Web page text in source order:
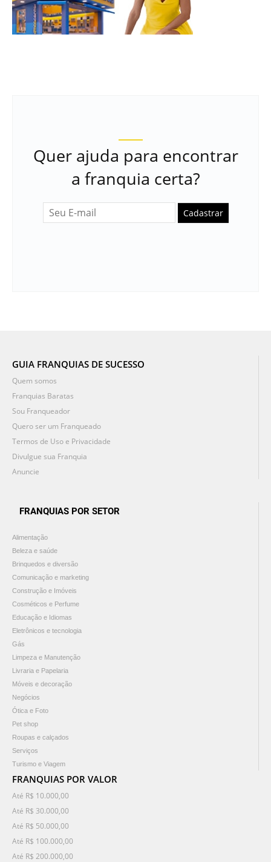
Quer ajuda para encontrar
a franquia certa?
Cadastrar
GUIA FRANQUIAS DE SUCESSO
Quem somos
Franquias Baratas
Sou Franqueador
Quero ser um Franqueado
Termos de Uso e Privacidade
Divulgue sua Franquia
Anuncie
FRANQUIAS POR SETOR
Alimentação
Beleza e saúde
Brinquedos e diversão
Comunicação e marketing
Construção e Imóveis
Cosméticos e Perfume
Educação e Idiomas
Eletrônicos e tecnologia
Gás
Limpeza e Manutenção
Livraria e Papelaria
Móveis e decoração
Negócios
Ótica e Foto
Pet shop
Roupas e calçados
Serviços
Turismo e Viagem
FRANQUIAS POR VALOR
Até R$ 10.000,00
Até R$ 30.000,00
Até R$ 50.000,00
Até R$ 100.000,00
Até R$ 200.000,00